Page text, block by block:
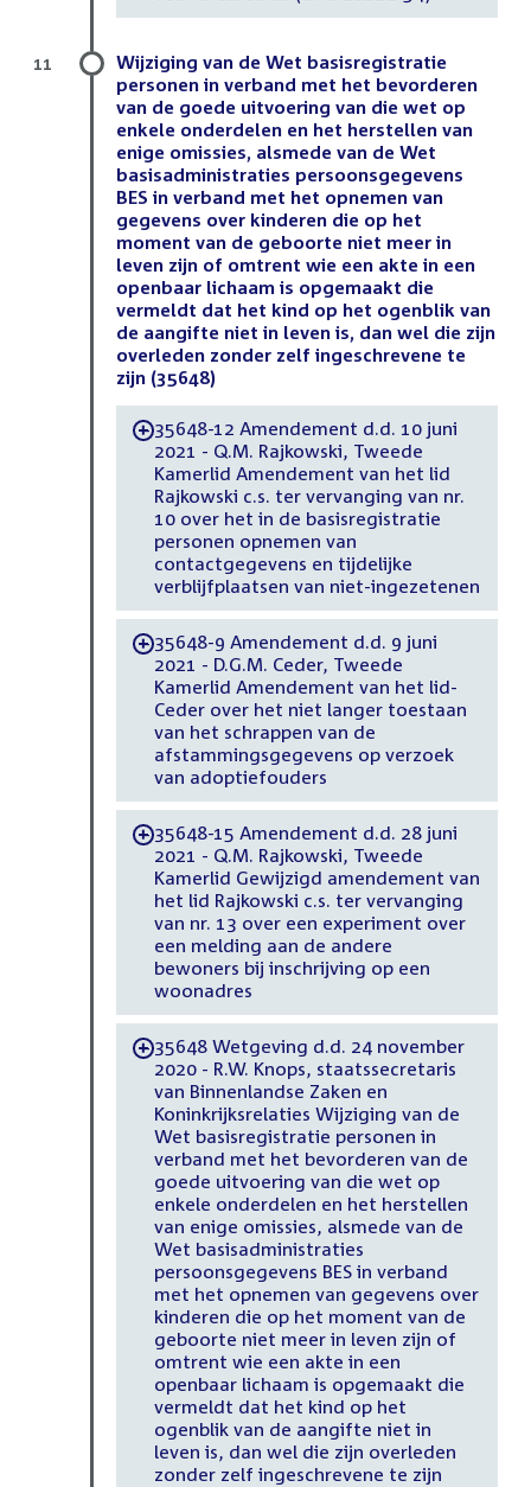
Wijziging van de Wet basisregistratie
personen in verband met het bevorderen
van de goede uitvoering van die wet op
enkele onderdelen en het herstellen van
enige omissies, alsmede van de Wet
basisadministraties persoonsgegevens
BES in verband met het opnemen van
gegevens over kinderen die op het
moment van de geboorte niet meer in
leven zijn of omtrent wie een akte in een
openbaar lichaam is opgemaakt die
vermeldt dat het kind op het ogenblik van
de aangifte niet in leven is, dan wel die zijn
overleden zonder zelf ingeschrevene te
zijn (35648)
-35648-12 Amendement d.d. 10 juni
2021 - Q.M. Rajkowski, Tweede
Kamerlid Amendement van het lid
Rajkowski c.s. ter vervanging van nr.
10 over het in de basisregistratie
personen opnemen van
contactgegevens en tijdelijke
verblijfplaatsen van niet-ingezetenen
-35648-9 Amendement d.d. 9 juni
2021 - D.G.M. Ceder, Tweede
Kamerlid Amendement van het lid-
Ceder over het niet langer toestaan
van het schrappen van de
afstammingsgegevens op verzoek
van adoptiefouders
-35648-15 Amendement d.d. 28 juni
2021 - Q.M. Rajkowski, Tweede
Kamerlid Gewijzigd amendement van
het lid Rajkowski c.s. ter vervanging
van nr. 13 over een experiment over
een melding aan de andere
bewoners bij inschrijving op een
woonadres
-35648 Wetgeving d.d. 24 november
2020 - R.W. Knops, staatssecretaris
van Binnenlandse Zaken en
Koninkrijksrelaties Wijziging van de
Wet basisregistratie personen in
verband met het bevorderen van de
goede uitvoering van die wet op
enkele onderdelen en het herstellen
van enige omissies, alsmede van de
Wet basisadministraties
persoonsgegevens BES in verband
met het opnemen van gegevens over
kinderen die op het moment van de
geboorte niet meer in leven zijn of
omtrent wie een akte in een
openbaar lichaam is opgemaakt die
vermeldt dat het kind op het
ogenblik van de aangifte niet in
leven is, dan wel die zijn overleden
zonder zelf ingeschrevene te zijn
11